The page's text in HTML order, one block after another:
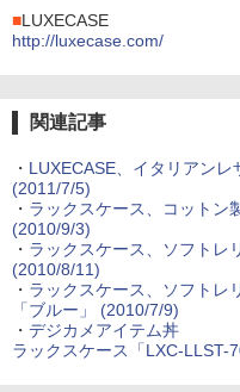
■LUXECASE
http://luxecase.com/
関連記事
・ LUXECASE、イタリアン
(2011/7/5)
・ ラックスケース、コットン
(2010/9/3)
・ ラックスケース、ソフトレ
(2010/8/11)
・ ラックスケース、ソフトレ
「ブルー」 (2010/7/9)
・ デジカメアイテム丼
ラックスケース「LXC-LLST-